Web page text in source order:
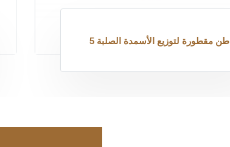
5 طن مقطورة لتوزيع الأسمدة الصلبة